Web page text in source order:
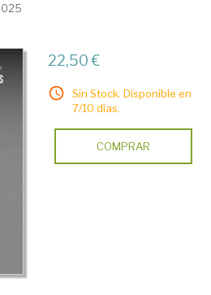
22,50 €
Sin Stock. Disponible en
7/10 días.
COMPRAR